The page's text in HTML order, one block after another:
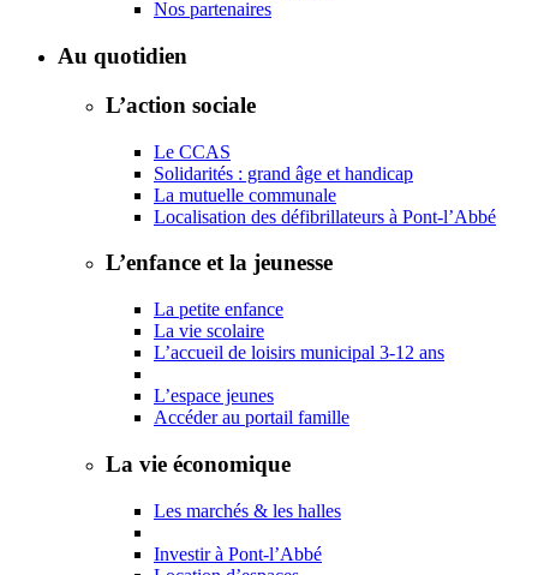
Nos partenaires
Au quotidien
L’action sociale
Le CCAS
Solidarités : grand âge et handicap
La mutuelle communale
Localisation des défibrillateurs à Pont-l’Abbé
L’enfance et la jeunesse
La petite enfance
La vie scolaire
L’accueil de loisirs municipal 3-12 ans
L’espace jeunes
Accéder au portail famille
La vie économique
Les marchés & les halles
Investir à Pont-l’Abbé